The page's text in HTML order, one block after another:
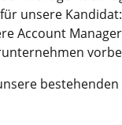
unsere
Account